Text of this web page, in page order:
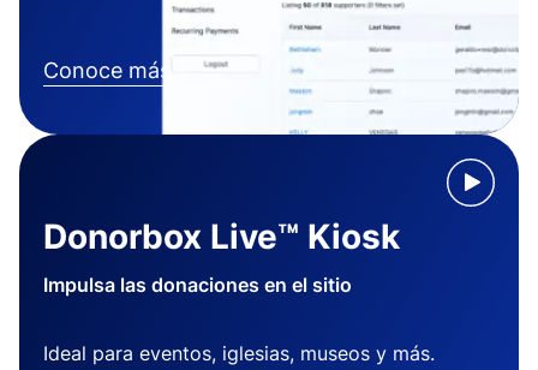
Conoce más
Donorbox Live™ Kiosk
Impulsa las donaciones en el sitio
Ideal para eventos, iglesias, museos y más.